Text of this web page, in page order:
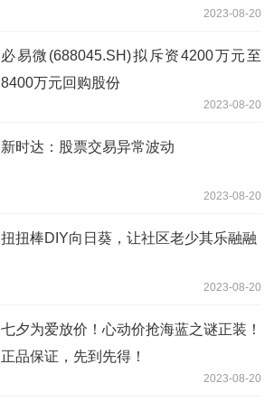
2023-08-20
必易微(688045.SH)拟斥资4200万元至
8400万元回购股份
2023-08-20
新时达：股票交易异常波动
2023-08-20
扭扭棒DIY向日葵，让社区老少其乐融融
2023-08-20
七夕为爱放价！心动价抢海蓝之谜正装！
正品保证，先到先得！
2023-08-20